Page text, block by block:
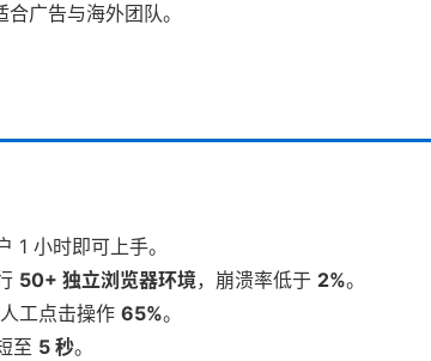
广告与海外团队。
1 小时即可上手。
50+ 独立浏览器环境，崩溃率低于 2%。
工点击操作 65%。
至 5 秒。